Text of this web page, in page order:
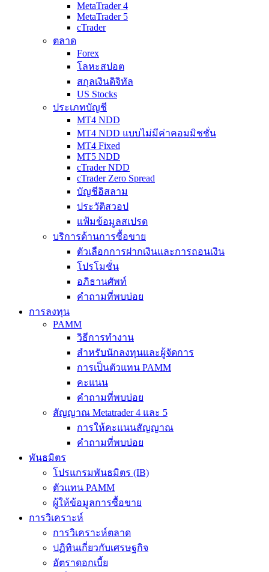
MetaTrader 4
MetaTrader 5
cTrader
ตลาด
Forex
โลหะสปอต
สกุลเงินดิจิทัล
US Stocks
ประเภทบัญชี
MT4 NDD
MT4 NDD แบบไม่มีค่าคอมมิชชั่น
MT4 Fixed
MT5 NDD
cTrader NDD
cTrader Zero Spread
บัญชีอิสลาม
ประวัติสวอป
แฟ้มข้อมูลสเปรด
บริการด้านการซื้อขาย
ตัวเลือกการฝากเงินและการถอนเงิน
โปรโมชั่น
อภิธานศัพท์
คำถามที่พบบ่อย
การลงทุน
PAMM
วิธีการทำงาน
สำหรับนักลงทุนและผู้จัดการ
การเป็นตัวแทน PAMM
คะแนน
คำถามที่พบบ่อย
สัญญาณ Metatrader 4 และ 5
การให้คะแนนสัญญาณ
คำถามที่พบบ่อย
พันธมิตร
โปรแกรมพันธมิตร (IB)
ตัวแทน PAMM
ผู้ให้ข้อมูลการซื้อขาย
การวิเคราะห์
การวิเคราะห์ตลาด
ปฏิทินเกี่ยวกับเศรษฐกิจ
อัตราดอกเบี้ย